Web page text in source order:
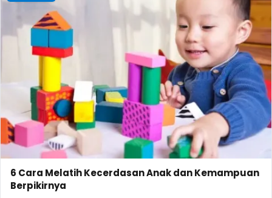
6 Cara Melatih Kecerdasan Anak dan Kemampuan
Berpikirnya